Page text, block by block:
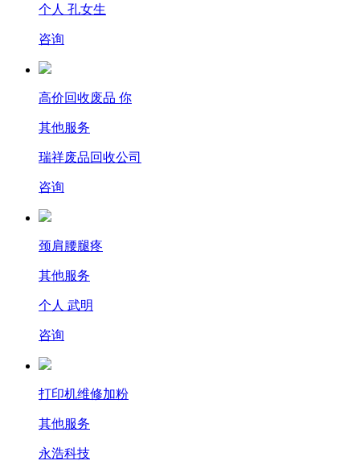
个人 孔女生
咨询
高价回收废品 你
其他服务
瑞祥废品回收公司
咨询
颈肩腰腿疼
其他服务
个人 武明
咨询
打印机维修加粉
其他服务
永浩科技